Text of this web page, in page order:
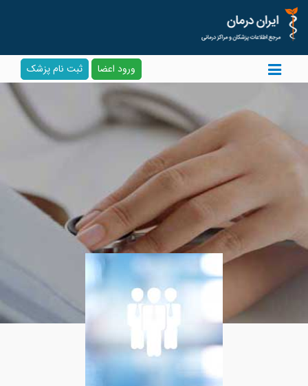
ورود اعضا ثبت نام پزشک